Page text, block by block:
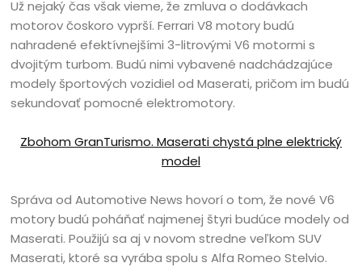
Už nejaký čas však vieme, že zmluva o dodávkach
motorov čoskoro vyprší. Ferrari V8 motory budú
nahradené efektívnejšími 3-litrovými V6 motormi s
dvojitým turbom. Budú nimi vybavené nadchádzajúce
modely športových vozidiel od Maserati, pričom im budú
sekundovať pomocné elektromotory.
Zbohom GranTurismo. Maserati chystá plne elektrický
model
Správa od Automotive News hovorí o tom, že nové V6
motory budú poháňať najmenej štyri budúce modely od
Maserati. Použijú sa aj v novom stredne veľkom SUV
Maserati, ktoré sa vyrába spolu s Alfa Romeo Stelvio.